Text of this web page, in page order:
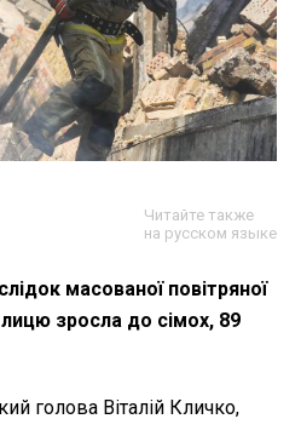
Читайте также
на русском языке
масованої повітряної
зросла до сімох, 89
голова Віталій Кличко,